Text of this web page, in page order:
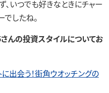
いつでも好きなときにチャー
したね。
んの投資スタイルについてお
会う！街角ウオッチングの